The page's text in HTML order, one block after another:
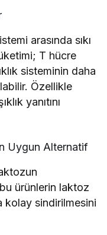
arasında sıkı
T hücre
sisteminin daha
Özellikle
yanıtını
Uygun Alternatif
ürünlerin laktoz
kolay sindirilmesini